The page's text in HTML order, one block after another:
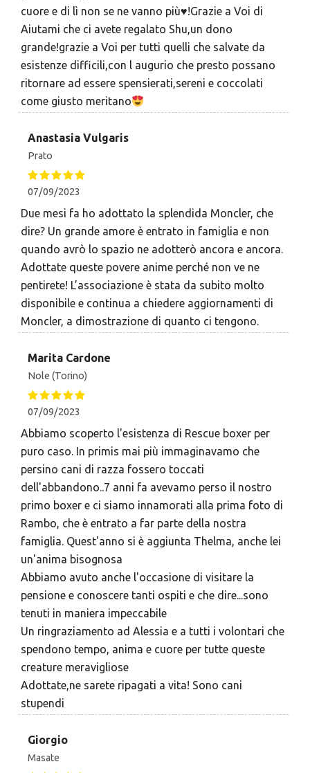
cuore e di lì non se ne vanno più♥️!Grazie a Voi di
Aiutami che ci avete regalato Shu,un dono
grande!grazie a Voi per tutti quelli che salvate da
esistenze difficili,con l augurio che presto possano
ritornare ad essere spensierati,sereni e coccolati
come giusto meritano
Anastasia Vulgaris
Prato
07/09/2023
Due mesi fa ho adottato la splendida Moncler, che
dire? Un grande amore è entrato in famiglia e non
quando avrò lo spazio ne adotterò ancora e ancora.
Adottate queste povere anime perché non ve ne
pentirete! L’associazione è stata da subito molto
disponibile e continua a chiedere aggiornamenti di
Moncler, a dimostrazione di quanto ci tengono.
Marita Cardone
Nole (Torino)
07/09/2023
Abbiamo scoperto l'esistenza di Rescue boxer per
puro caso. In primis mai più immaginavamo che
persino cani di razza fossero toccati
dell'abbandono..7 anni fa avevamo perso il nostro
primo boxer e ci siamo innamorati alla prima foto di
Rambo, che è entrato a far parte della nostra
famiglia. Quest'anno si è aggiunta Thelma, anche lei
un'anima bisognosa
Abbiamo avuto anche l'occasione di visitare la
pensione e conoscere tanti ospiti e che dire...sono
tenuti in maniera impeccabile
Un ringraziamento ad Alessia e a tutti i volontari che
spendono tempo, anima e cuore per tutte queste
creature meravigliose
Adottate,ne sarete ripagati a vita! Sono cani
stupendi
Giorgio
Masate